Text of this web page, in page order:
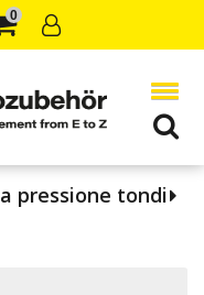
0
a pressione tondi